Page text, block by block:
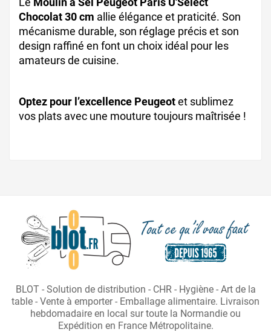
Chocolat 30 cm allie élégance et praticité. Son
mécanisme durable, son réglage précis et son
design raffiné en font un choix idéal pour les
amateurs de cuisine.
Optez pour l’excellence Peugeotet sublimez
vos plats avec une mouture toujours maîtrisée !
BLOT - Solution de distribution - CHR - Hygiène - Art de la
table - Vente à emporter - Emballage alimentaire. Livraison
hebdomadaire en local sur toute la Normandie ou
Expédition en France Métropolitaine.